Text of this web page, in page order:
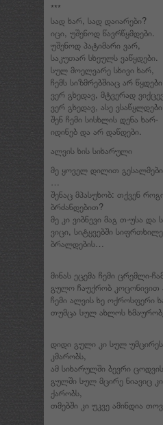
***
სად ხარ, სად დაიარები?
იცი, უშენოდ წავრწყმდები.
უშენოდ პატიმარი ვარ,
საკუთარ სხეულს ვაწყდები.
სულ მოელვარე სხივი ხარ,
ჩემს სიზმრებშიაც არ
ვერ გხედავ, მტვერად
ვერ გხედავ, ასე
შენ ჩემი სისხლის დენა ხარ-
იდინებ და არ დაწდები.
ალვის ხის სიხარული
მე ყოველ დილით
…
შენაც მპასუხობ: თქვენ
ბრძანდებით?
მე კი ვიბნევი მაგ თ-უსა და
ვიცი, სიტყვებში
ბრალდების…
მინას ეცემა ჩემი ცრემლი-
გულო ჩაუქრობ კოცონივით
ჩემი ალვის ხე ოქროსფერი
თუმცა სულ ახლოს
დიდი გული კი სულ
კმარობს,
ამ სიხარულში ბევრი
გულში სულ მცირე ნიავიც
ქარობს,
თმებში კი უკვე ამინდია